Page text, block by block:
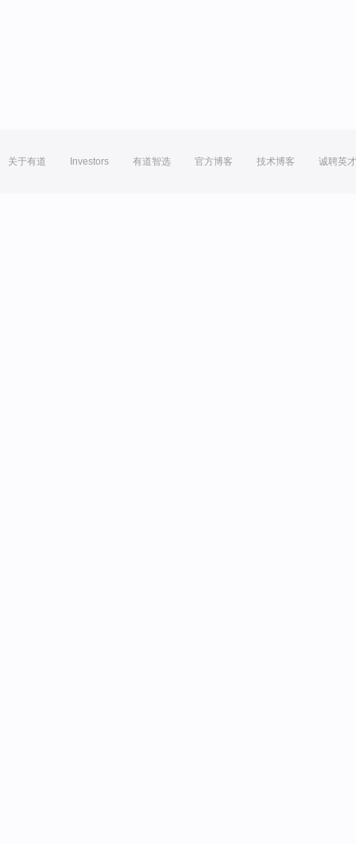
关于有道 Investors 有道智选 官方博客 技术博客 诚聘英才